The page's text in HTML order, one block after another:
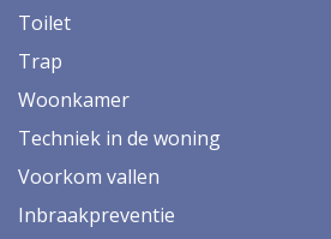
Toilet
Trap
Woonkamer
Techniek in de woning
Voorkom vallen
Inbraakpreventie